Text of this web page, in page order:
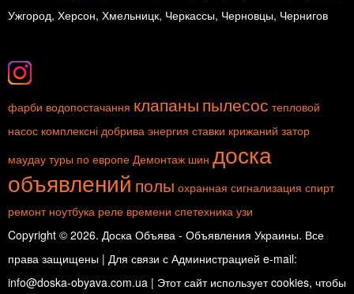
Ужгород, Херсон, Хмельницк, Черкассы, Черновцы, Чернигов
фарби водопостачання клапаны пылесос тепловой
насос комплексні добрива энергия ставки крижаний затор
маудау туры по европе Демонтаж шин доска
объявлений полы охранная сигнализация спирт
ремонт ноутбука реле времени спетехника узи
Copyright © 2026. Доска Объява - Объявления Украины. Все
права защищены | Для связи с Администрацией e-mail:
info@doska-obyava.com.ua | Этот сайт использует cookies, чтобы